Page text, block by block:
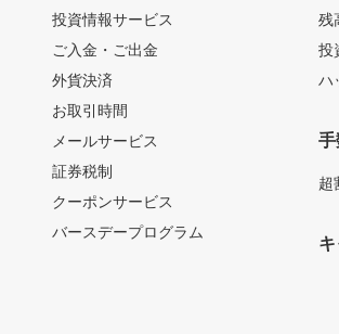
投資情報サービス
ご入金・ご出金
外貨決済
お取引時間
メールサービス
証券税制
クーポンサービス
バースデープログラム
残
投
ハ
超